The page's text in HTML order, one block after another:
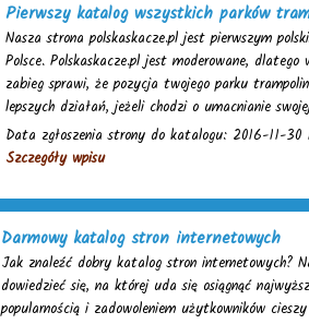
Pierwszy katalog wszystkich parków
Nasza strona polskaskacze.pl jest pierwszym
Polsce. Polskaskacze.pl jest moderowane,
zabieg sprawi, że pozycja twojego parku
lepszych działań, jeżeli chodzi o umacnianie
Data zgłoszenia strony do katalogu: 2016-11-30
Szczegóły wpisu
Darmowy katalog stron internetowych
Jak znaleźć dobry katalog stron internetowych?
dowiedzieć się, na której uda się osiągnąć
popularnością i zadowoleniem użytkowników